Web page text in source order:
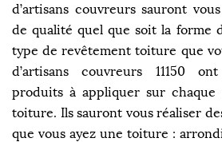
d’artisans couvreurs sauront
de qualité quel que soit la forme
type de revêtement toiture que
d’artisans couvreurs 11150
produits à appliquer sur
toiture. Ils sauront vous réaliser
que vous ayez une toiture :